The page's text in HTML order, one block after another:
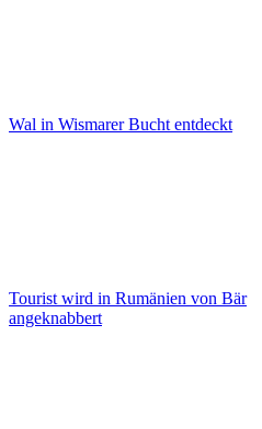
Wal in Wismarer Bucht entdeckt
Tourist wird in Rumänien von Bär
angeknabbert